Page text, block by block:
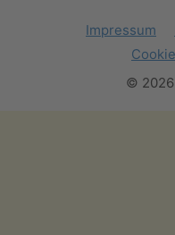
Impressum
© 2026